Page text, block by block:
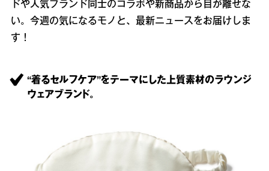
ドや人気ブランド同士のコラボや新商品から目が離せな
い。今週の気になるモノと、最新ニュースをお届けしま
す！
“着るセルフケア”をテーマにした上質素材のラウンジ
ウェアブランド。